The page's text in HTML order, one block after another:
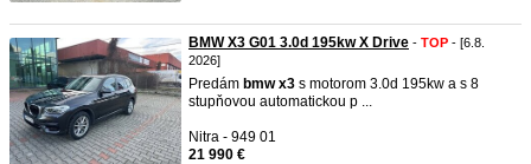
BMW X3 G01 3.0d 195kw X Drive - TOP - [6.8.
2026]
Predám bmw x3 s motorom 3.0d 195kw a s 8
stupňovou automatickou p ...
Nitra - 949 01
21 990 €